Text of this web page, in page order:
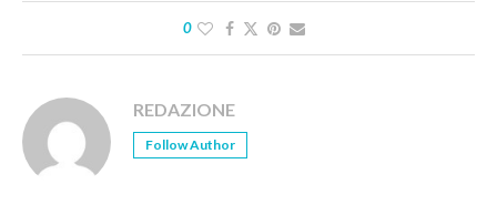
0
REDAZIONE
Follow Author